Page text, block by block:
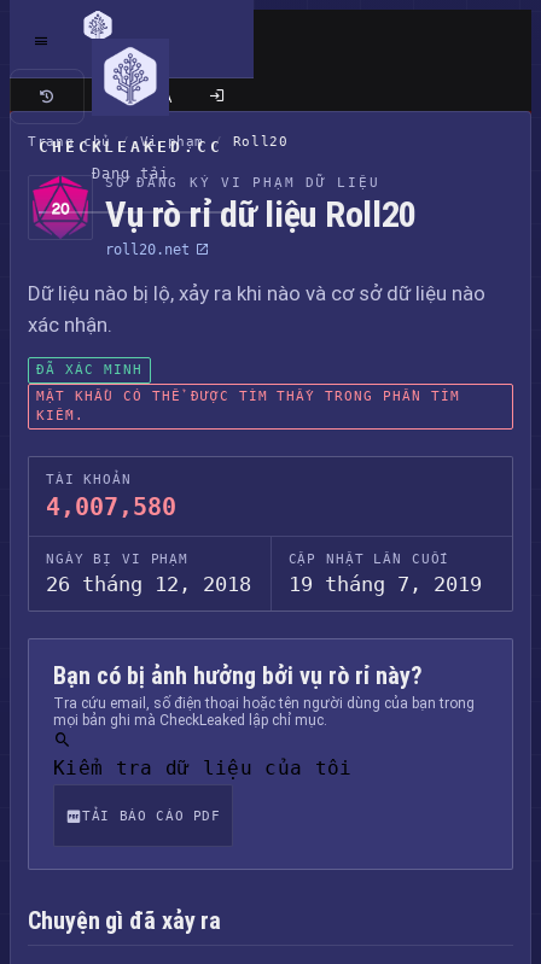
CHECKLEAKED.CC
Đang tải
Trang cổ điển
Trang chủ / Vi phạm / Roll20
SỔ ĐĂNG KÝ VI PHẠM DỮ LIỆU
Vụ rò rỉ dữ liệu Roll20
roll20.net
Dữ liệu nào bị lộ, xảy ra khi nào và cơ sở dữ liệu nào
xác nhận.
ĐÃ XÁC MINH
MẬT KHẨU CÓ THỂ ĐƯỢC TÌM THẤY TRONG PHẦN TÌM
KIẾM.
TÀI KHOẢN
4,007,580
NGÀY BỊ VI PHẠM
26 tháng 12, 2018
CẬP NHẬT LẦN CUỐI
19 tháng 7, 2019
Bạn có bị ảnh hưởng bởi vụ rò rỉ này?
Tra cứu email, số điện thoại hoặc tên người dùng của bạn trong
mọi bản ghi mà CheckLeaked lập chỉ mục.
Kiểm tra dữ liệu của tôi
TẢI BÁO CÁO PDF
Chuyện gì đã xảy ra